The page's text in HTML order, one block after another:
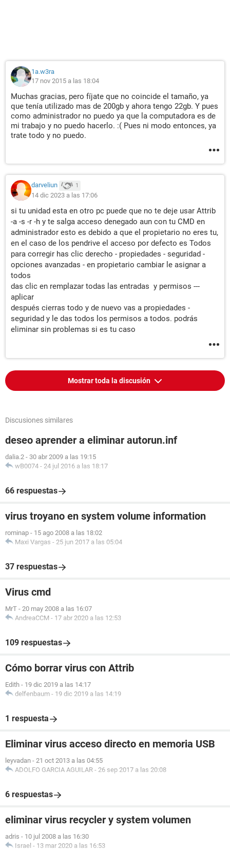
1a.w3ra
17 nov 2015 a las 18:04
Muchas gracias, pero fíjate que no coincide el tamaño, ya
que tenía utilizado mas de 200gb y ahora tengo 22gb. Y pues
como administrador no puedo ya que la computadora es de
mi trabajo y no puedo hacerlo. :( Pues ni modo entonces, ya
trate todo y no puedo.
darveliun 1
14 dic 2023 a las 17:06
si tu unidad esta en otro pc puede que no te deje usar Attrib
-a -s -r -h y te salga acceso denegado aun con tu CMD en
administrador esto es debido a que el propietario no eres tu,
en el caso de los pendrive el acceso por defecto es Todos
para corregir has clic derecho - propiedades - seguridad -
opciones avanzadas - en propietario cambiar le asignar a
todos
das clic en remplazar todas las entradas y permisos ---
aplicar
después cierras todo y de nuevo vas a propiedades -
seguridad y le das todos los permisos a todos. podrás
eliminar sin problemas si es tu caso
Mostrar toda la discusión
Discusiones similares
deseo aprender a eliminar autorun.inf
dalia.2 - 30 abr 2009 a las 19:15
wB0074 - 24 jul 2016 a las 18:17
66 respuestas
virus troyano en system volume information
rominap - 15 ago 2008 a las 18:02
Maxi Vargas - 25 jun 2017 a las 05:04
37 respuestas
Virus cmd
MrT - 20 may 2008 a las 16:07
AndreaCCM - 17 abr 2020 a las 12:53
109 respuestas
Cómo borrar virus con Attrib
Edith - 19 dic 2019 a las 14:17
delfenbaum - 19 dic 2019 a las 14:19
1 respuesta
Eliminar virus acceso directo en memoria USB
leyvadan - 21 oct 2013 a las 04:55
ADOLFO GARCIA AGUILAR - 26 sep 2017 a las 20:08
6 respuestas
eliminar virus recycler y system volumen
adris - 10 jul 2008 a las 16:30
Israel - 13 mar 2020 a las 16:53